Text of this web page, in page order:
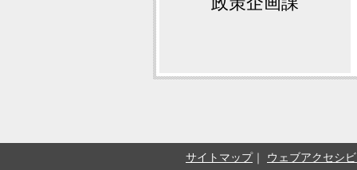
サイトマップ ウェブアクセシ